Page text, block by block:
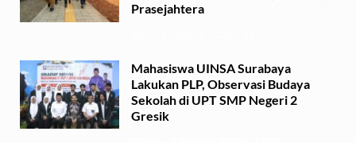
Prasejahtera
Mahasiswa UINSA Surabaya
Lakukan PLP, Observasi Budaya
Sekolah di UPT SMP Negeri 2
Gresik